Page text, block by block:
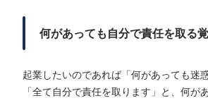
何があっても自分で責任を取る
起業したいのであれば「何があっても迷
「全て自分で責任を取ります」と、何が